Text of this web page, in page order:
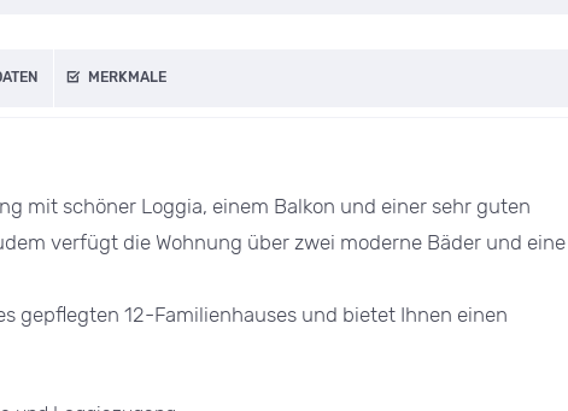
MERKMALE
mit schöner Loggia, einem Balkon und einer sehr guten
verfügt die Wohnung über zwei moderne Bäder und eine
gepflegten 12-Familienhauses und bietet Ihnen einen